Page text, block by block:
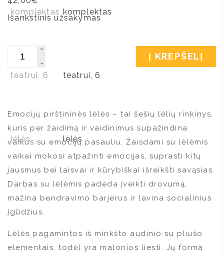
Išankstinis užsakymas
Į KREPŠELĮ
Emocijų pirštininės lėlės – tai šešių lėlių rinkinys,
kuris per žaidimą ir vaidinimus supažindina
vaikus su emocijų pasauliu. Žaisdami su lėlėmis
vaikai mokosi atpažinti emocijas, suprasti kitų
jausmus bei laisvai ir kūrybiškai išreikšti savąsias.
Darbas su lėlėmis padeda įveikti drovumą,
mažina bendravimo barjerus ir lavina socialinius
įgūdžius.
Lėlės pagamintos iš minkšto audinio su pliušo
elementais, todėl yra malonios liesti. Jų forma